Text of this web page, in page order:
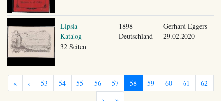
Lipsia
Katalog
32 Seiten
1898
Deutschland
Gerhard Eggers
29.02.2020
« ‹ 53 54 55 56 57 58 59 60 61
62
›
»